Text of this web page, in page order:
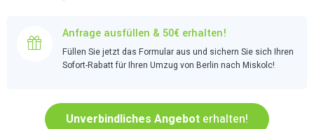
Anfrage ausfüllen & 50€ erhalten!
Füllen Sie jetzt das Formular aus und sichern Sie sich Ihren
Sofort-Rabatt für Ihren Umzug von Berlin nach Miskolc!
Unverbindliches Angebot erhalten!